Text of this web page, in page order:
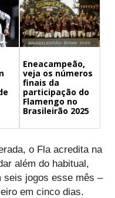
Eneacampeão,
veja os números
finais da
participação do
Flamengo no
Brasileirão 2025
o Fla acredita na
além do habitual,
seis jogos esse mês –
em cinco dias.